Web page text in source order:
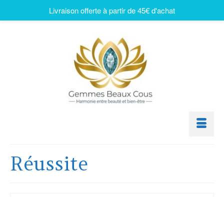
Réussite
Livraison offerte à partir de 45€ d'achat